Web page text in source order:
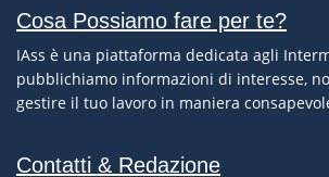
Cosa Possiamo fare per te?
IAss è una piattaforma dedicata agli
pubblichiamo informazioni di interesse,
gestire il tuo lavoro in maniera
Contatti & Redazione